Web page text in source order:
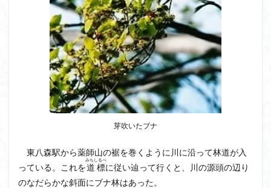
芽吹いたブナ
東八森駅から薬師山の裾を巻くように川に沿って林道が入
っている。これを道標
みちしるべ
に従い辿って行くと、川の源頭の辺り
のなだらかな斜面にブナ林はあった。
羊背岩
羅臼 織田信長
緋寒桜
絶滅危惧植物
絶景ポイント 絵画
紅葉狩り
姥捨山
奥能登 3月
ハシリドコロ
ホタルブクロ
ブナ林 ブナ
ヒンドゥーの祠
ヒロハコンロウソウ
ヒマラヤ杉
ヒマラヤ
ヒトリシズカ
ヒケゲツツジ
パワースポット
パノラマ
ハクサンイチゲ
ハカランダ
ハイグレード